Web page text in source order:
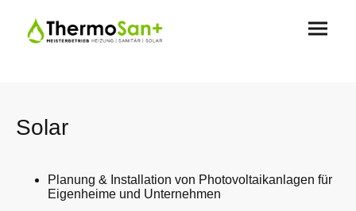
Solar
Planung & Installation von Photovoltaikanlagen für
Eigenheime und Unternehmen